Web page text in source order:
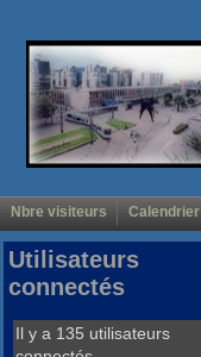
Nbre visiteurs Calendrier
Utilisateurs
connectés
Il y a 135 utilisateurs